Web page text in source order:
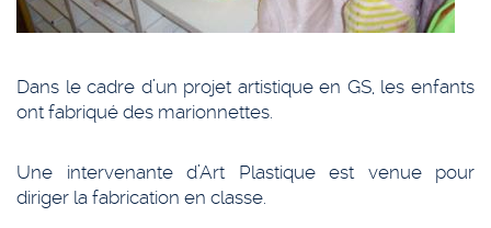
Dans le cadre d’un projet artistique en GS, les enfants
ont fabriqué des marionnettes.
Une intervenante d’Art Plastique est venue pour
diriger la fabrication en classe.